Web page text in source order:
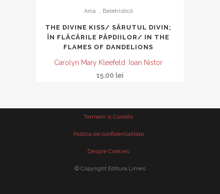
Arca Beletristică
THE DIVINE KISS/ SĂRUTUL DIVIN;
ÎN FLĂCĂRILE PĂPDIILOR/ IN THE
FLAMES OF DANDELIONS
Carolyn Mary Kleefeld
Ioan Nistor
15.00 lei
Termeni si Conditii
Politica de confidentialitate
Despre Cookies
© Copyright Editura Limes